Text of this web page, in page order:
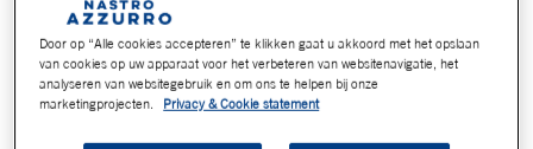
Door op “Alle cookies accepteren” te klikken gaat u akkoord met het opslaan
van cookies op uw apparaat voor het verbeteren van websitenavigatie, het
analyseren van websitegebruik en om ons te helpen bij onze
marketingprojecten.
Privacy & Cookie statement